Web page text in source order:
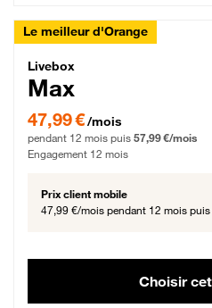
Le meilleur d'Orange
Livebox Max Fibre
Livebox
Max
47,99 € par mois pendant 12 mois
47,99 €/mois
pendant 12 mois puis 57,99 €/mois
Engagement 12 mois
Prix client mobile
47,99 €/mois pendant 12 mois puis
Choisir